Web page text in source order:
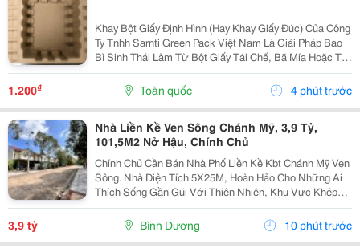
Khay Bột Giấy Định Hình (Hay Khay Giấy Đúc) Của Công
Ty Tnhh Sarnti Green Pack Việt Nam Là Giải Pháp Bao
Bì Sinh Thái Làm Từ Bột Giấy Tái Chế, Bã Mía Hoặc Tre,
Được Ép Khuôn 3D Theo Hình Dạng Sản Phẩm.
&Middot; Thân Thiện Môi Trường: Khả Năng Phân...
1.200₫ Toàn quốc 4 phút trước
Nhà Liền Kề Ven Sông Chánh Mỹ, 3,9 Tỷ,
101,5M2 Nở Hậu, Chính Chủ
Chính Chủ Cần Bán Nhà Phố Liền Kề Kbt Chánh Mỹ Ven
Sông. Nhà Diện Tích 5X25M, Hoàn Hảo Cho Những Ai
Thích Sống Gần Gũi Với Thiên Nhiên, Khu Vực Khép
Kín Có Bảo Vệ 24/24 - Phù Hợp Cho Thư Giãn Nghỉ
Ngơi Yên Tĩnh. Khu Dân Trí Cao Không Có Vấn Đề...
3,9 tỷ Bình Dương 10 phút trước